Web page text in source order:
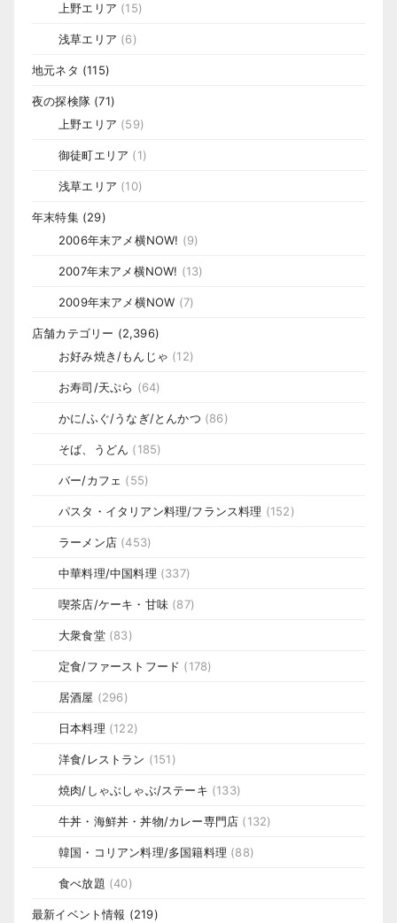
上野エリア (15)
浅草エリア (6)
地元ネタ (115)
夜の探検隊 (71)
上野エリア (59)
御徒町エリア (1)
浅草エリア (10)
年末特集(29)
2006年末アメ横NOW! (9)
2007年末アメ横NOW! (13)
2009年末アメ横NOW (7)
店舗カテゴリー (2,396)
お好み焼き/もんじゃ (12)
お寿司/天ぷら (64)
かに/ふぐ/うなぎ/とんかつ (86)
そば、うどん (185)
バー/カフェ (55)
パスタ・イタリアン料理/フランス料理 (152)
ラーメン店 (453)
中華料理/中国料理 (337)
喫茶店/ケーキ・甘味 (87)
大衆食堂(83)
定食/ファーストフード (178)
居酒屋 (296)
日本料理 (122)
洋食/レストラン (151)
焼肉/しゃぶしゃぶ/ステーキ (133)
牛丼・海鮮丼・丼物/カレー専門店 (132)
韓国・コリアン料理/多国籍料理 (88)
食べ放題 (40)
最新イベント情報 (219)